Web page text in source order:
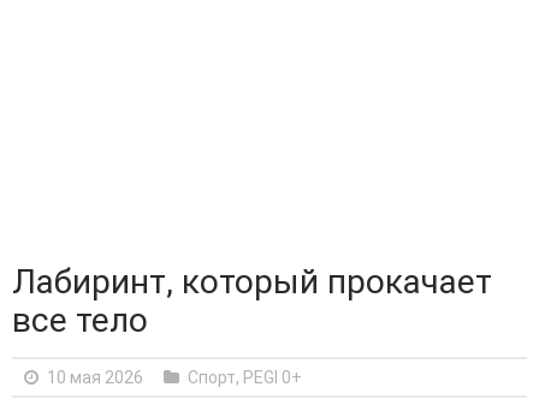
Лабиринт, который прокачает
все тело
10 мая 2026 Спорт, PEGI 0+